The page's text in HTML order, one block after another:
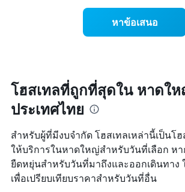
ดง
เฉลี่ย
ห้อง
พัก
วัน
ของ
สัปดาห์
แผนภูมิ
มี
แกน
X
1
แกน
หาข้อเสนอ
โฮสเทลที่ถูกที่สุดใน หาดใ
ประเทศไทย
สำหรับผู้ที่มีงบจำกัด โฮสเทลเหล่านี้เป็นโ
ให้บริการในหาดใหญ่สำหรับวันที่เลือก ห
ยืดหยุ่นสำหรับวันที่มาถึงและออกเดินทาง
เพื่อเปรียบเทียบราคาสำหรับวันที่อื่น